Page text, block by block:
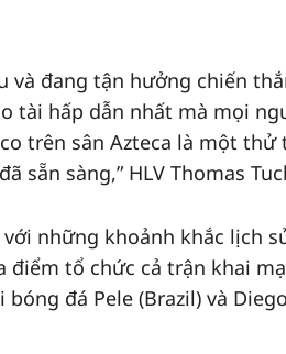
và đang tận hưởng chiến
tài hấp dẫn nhất mà mọi
trên sân Azteca là một
sẵn sàng,” HLV Thomas
những khoảnh khắc lịch
điểm tổ chức cả trận khai
đá Pele (Brazil) và